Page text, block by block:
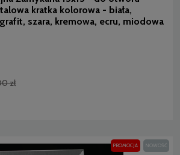
kratka kolorowa - biała,
szara, kremowa, ecru, miodowa
zł
PROMOCJA NOWOŚĆ